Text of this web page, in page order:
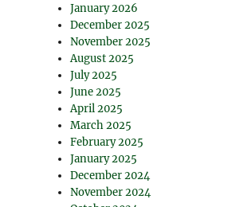
January 2026
December 2025
November 2025
August 2025
July 2025
June 2025
April 2025
March 2025
February 2025
January 2025
December 2024
November 2024